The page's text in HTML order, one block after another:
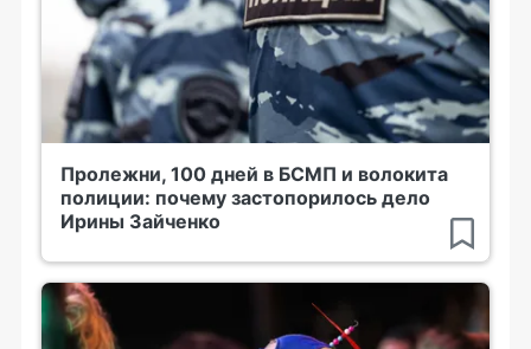
Пролежни, 100 дней в БСМП и волокита
полиции: почему застопорилось дело
Ирины Зайченко